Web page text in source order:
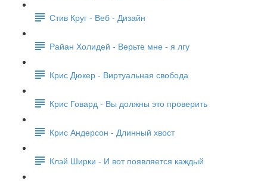
Стив Круг - Веб - Дизайн
Райан Холидей - Верьте мне - я лгу
Крис Дюкер - Виртуальная свобода
Крис Говард - Вы должны это проверить
Крис Андерсон - Длинный хвост
Клэй Ширки - И вот появляется каждый